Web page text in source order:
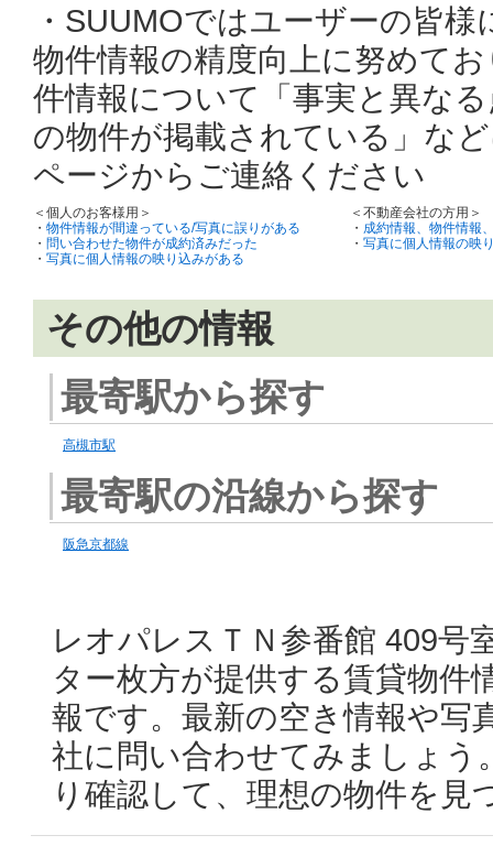
・SUUMOではユーザーの皆
物件情報の精度向上に努めて
件情報について「事実と異な
の物件が掲載されている」な
ページからご連絡ください
＜個人のお客様用＞
・ 物件情報が間違っている/写真に誤りがある
・ 問い合わせた物件が成約済みだった
・ 写真に個人情報の映り込みがある
＜不動産会社の方用＞
・ 成約情報、物件情報
・ 写真に個人情報の映
その他の情報
最寄駅から探す
高槻市駅
最寄駅の沿線から探す
阪急京都線
レオパレスＴＮ参番館 409号
ター枚方が提供する賃貸物件
報です。最新の空き情報や写
社に問い合わせてみましょう
り確認して、理想の物件を見